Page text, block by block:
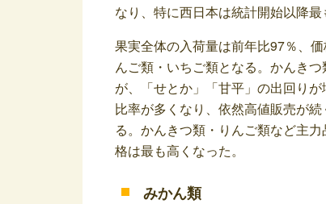
なり、特に西日本は統計開始以降最
果実全体の入荷量は前年比97％、
んご類・いちご類となる。かんき
が、「せとか」「甘平」の出回り
比率が多くなり、依然高値販売が
る。かんきつ類・りんご類など主
格は最も高くなった。
みかん類